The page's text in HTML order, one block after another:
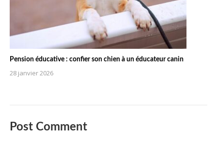
Pension éducative : confier son chien à un éducateur canin
28 janvier 2026
Post Comment